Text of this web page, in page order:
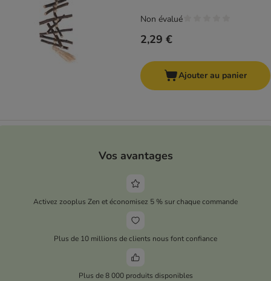
2,29 €
Non évalué
Ajouter au panier
Vos avantages
Activez zooplus Zen et économisez 5 % sur chaque commande
Plus de 10 millions de clients nous font confiance
Plus de 8 000 produits disponibles